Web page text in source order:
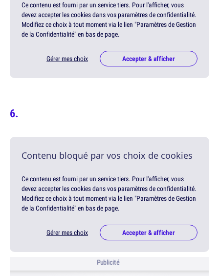
Ce contenu est fourni par un service tiers. Pour l'afficher, vous
devez accepter les cookies dans vos paramètres de confidentialité.
Modifiez ce choix à tout moment via le lien "Paramètres de Gestion
de la Confidentialité" en bas de page.
Gérer mes choix Accepter & afficher
Contenu bloqué par vos choix de cookies
Ce contenu est fourni par un service tiers. Pour l'afficher, vous
devez accepter les cookies dans vos paramètres de confidentialité.
Modifiez ce choix à tout moment via le lien "Paramètres de Gestion
de la Confidentialité" en bas de page.
Gérer mes choix Accepter & afficher
Publicité